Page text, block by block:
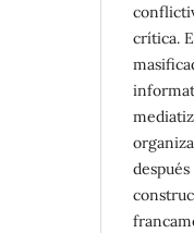
crítica.